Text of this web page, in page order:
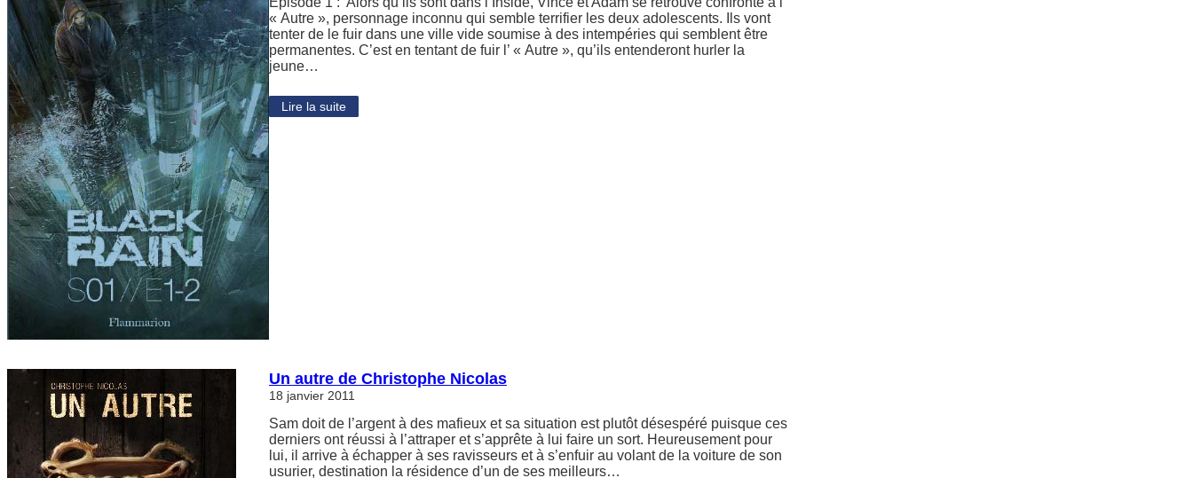
« Autre », personnage inconnu qui semble terrifier les deux adolescents. Ils vont
tenter de le fuir dans une ville vide soumise à des intempéries qui semblent être
permanentes. C’est en tentant de fuir l’ « Autre », qu’ils entenderont hurler la
jeune…
Lire la suite
Un autre de Christophe Nicolas
18 janvier 2011
Sam doit de l’argent à des mafieux et sa situation est plutôt désespéré puisque ces
derniers ont réussi à l’attraper et s’apprête à lui faire un sort. Heureusement pour
lui, il arrive à échapper à ses ravisseurs et à s’enfuir au volant de la voiture de son
usurier, destination la résidence d’un de ses meilleurs…